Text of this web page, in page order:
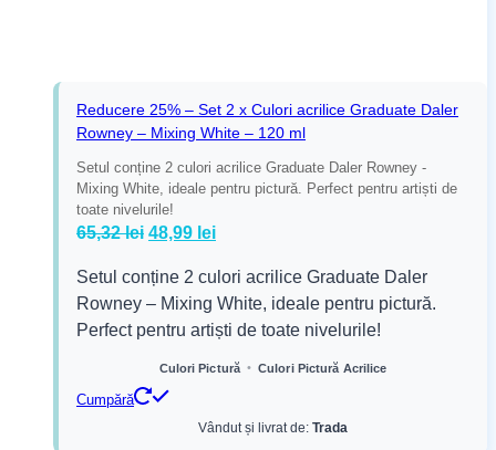
Reducere 25% – Set 2 x Culori acrilice Graduate Daler
Rowney – Mixing White – 120 ml
Setul conține 2 culori acrilice Graduate Daler Rowney -
Mixing White, ideale pentru pictură. Perfect pentru artiști de
toate nivelurile!
65,32lei Prețul
a
fost:
65,32 lei.
48,99 leiPrețul
este:
48,99 lei.
Setul conține 2 culori acrilice Graduate Daler
Rowney – Mixing White, ideale pentru pictură.
Perfect pentru artiști de toate nivelurile!
Culori Pictură • Culori Pictură Acrilice
Cumpără
Vândut și livrat de: Trada